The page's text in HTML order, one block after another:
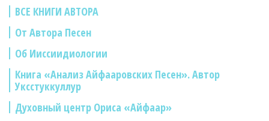
ВСЕ КНИГИ АВТОРА
От Автора Песен
Об Ииссиидиологии
Книга «Анализ Айфааровских Песен». Автор
Уксстуккуллур
Духовный центр Ориса «Айфаар»